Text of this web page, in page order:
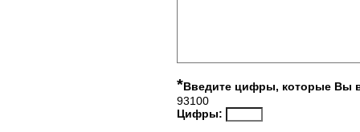
*Введите цифры, которые Вы
93100
Цифры: